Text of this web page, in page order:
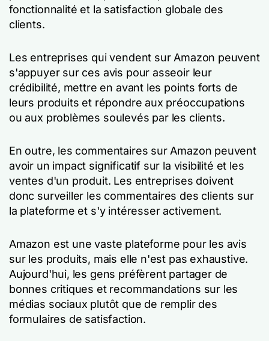
fonctionnalité et la satisfaction globale des
clients.
Les entreprises qui vendent sur Amazon peuvent
s'appuyer sur ces avis pour asseoir leur
crédibilité, mettre en avant les points forts de
leurs produits et répondre aux préoccupations
ou aux problèmes soulevés par les clients.
En outre, les commentaires sur Amazon peuvent
avoir un impact significatif sur la visibilité et les
ventes d'un produit. Les entreprises doivent
donc surveiller les commentaires des clients sur
la plateforme et s'y intéresser activement.
Amazon est une vaste plateforme pour les avis
sur les produits, mais elle n'est pas exhaustive.
Aujourd'hui, les gens préfèrent partager de
bonnes critiques et recommandations sur les
médias sociaux plutôt que de remplir des
formulaires de satisfaction.